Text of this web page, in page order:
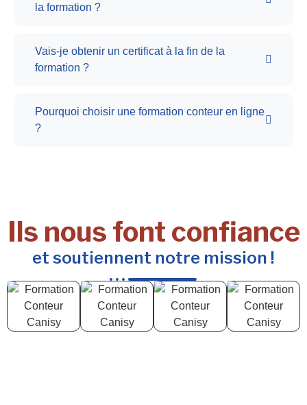
la formation ?
Vais-je obtenir un certificat à la fin de la
formation ?
Pourquoi choisir une formation conteur en ligne
?
Ils nous font confiance
et soutiennent notre mission !